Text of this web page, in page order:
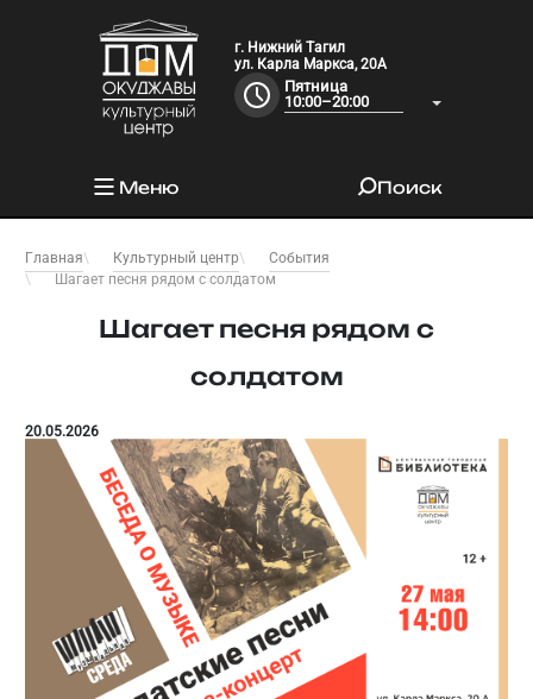
г. Нижний Тагил
ул. Карла Маркса, 20А
Пятница
10:00–20:00
Меню Поиск
Главная Культурный центр
События
Шагает песня рядом с солдатом
Шагает песня рядом с
солдатом
20.05.2026